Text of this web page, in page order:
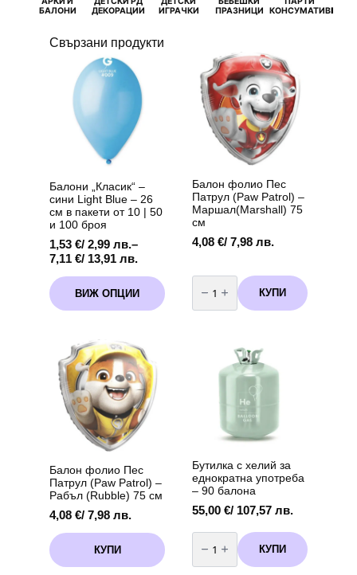
БАЛОНИ
ДЕКОРАЦИИ
ИГРАЧКИ
ПРАЗНИЦИ
КОНСУМАТИВИ
Свързани продукти
Балони „Класик“ –
сини Light Blue – 26
см в пакети от 10 | 50
и 100 броя
1,53 €/ 2,99 лв.–
7,11 €/ 13,91 лв.
Price
1,53 €
/
2,99 лв.
7,11 €
13,91 лв.
ВИЖ ОПЦИИ
This
product
has
variants.
options
may
chosen
page
Балон фолио Пес
Патрул (Paw Patrol) –
Маршал(Marshall) 75
см
4,08 €/ 7,98 лв.
количество
за
Балон
фолио
Маршал(Marshall)
КУПИ
Балон фолио Пес
Патрул (Paw Patrol) –
Рабъл (Rubble) 75 см
4,08 €/ 7,98 лв.
КУПИ
Бутилка с хелий за
еднократна употреба
– 90 балона
55,00 €/ 107,57 лв.
количество
за
Бутилка
с
КУПИ